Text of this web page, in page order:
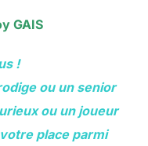
GAIS
!
ou un senior
ou un joueur
place parmi